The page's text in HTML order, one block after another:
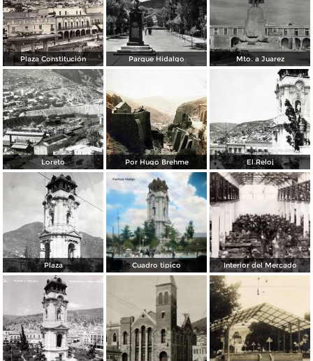
Plaza Constitución Parque Hidalgo Mto. a Juarez
Loreto Por Hugo Brehme El Reloj
Plaza Cuadro tipico Interior del Mercado